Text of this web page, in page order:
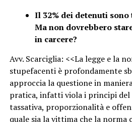
Il 32% dei detenuti
Ma non dovrebbero
in carcere?
Avv. Scarciglia: <<La legge e la
stupefacenti è profondamente
approccia la questione in
pratica, infatti viola i principi
tassativa, proporzionalità e
quale sia la vittima che la norma